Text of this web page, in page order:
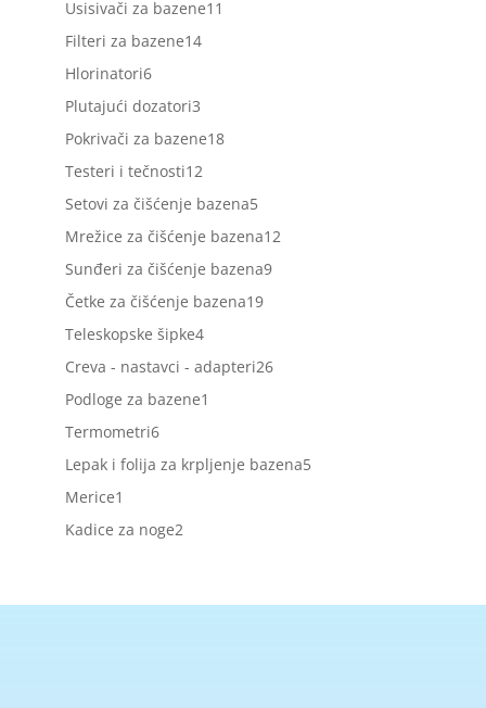
proizvoda
Usisivači za bazene11
Filteri za bazene1414
Hlorinatori66
proizvoda
Plutajući dozatori33
proizvoda
Pokrivači za bazene1818
Testeri i tečnosti1212
proizvoda
Setovi za čišćenje bazena55
proizvoda
Mrežice za čišćenje bazena1212
Sunđeri za čišćenje bazena99
Četke za čišćenje bazena1919
Teleskopske šipke44
proizvoda
Creva - nastavci - adapteri2626
Podloge za bazene1
Termometri66
proizvoda
Lepak i folija za krpljenje bazena55
Merice1
proizvod
Kadice za noge22